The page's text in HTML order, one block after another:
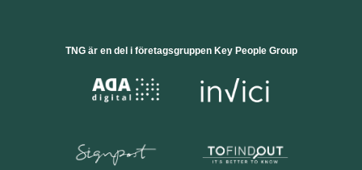
TNG är en del i företagsgruppen Key People Group